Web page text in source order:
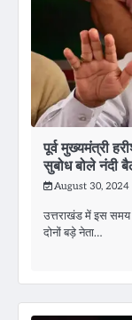
पूर्व मुख्यमंत्री
सुबोध बोले नंदी
August 30, 2024
उत्तराखंड में इस
दोनों बड़े नेता…